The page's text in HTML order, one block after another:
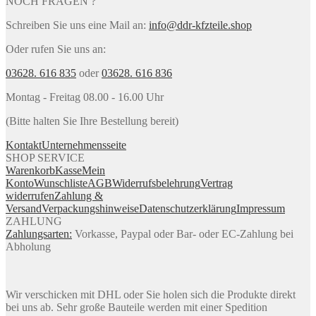
Schreiben Sie uns eine Mail an: info@ddr-kfzteile.shop
Oder rufen Sie uns an:
03628. 616 835 oder03628. 616 836
Montag - Freitag 08.00 - 16.00 Uhr
(Bitte halten Sie Ihre Bestellung bereit)
KontaktUnternehmensseite
SHOP SERVICE
WarenkorbKasseMein
KontoWunschlisteAGBWiderrufsbelehrungVertrag
widerrufenZahlung &
VersandVerpackungshinweiseDatenschutzerklärungImpressum
ZAHLUNG
Zahlungsarten: Vorkasse, Paypal oder Bar- oder EC-Zahlung bei
Abholung
Wir verschicken mit DHL oder Sie holen sich die Produkte direkt
bei uns ab. Sehr große Bauteile werden mit einer Spedition